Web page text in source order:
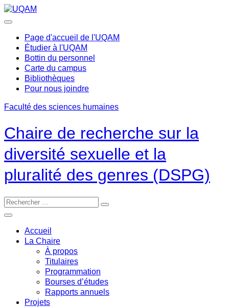
Passer
au
Page d'accueil de l'UQAM
Étudier à l'UQAM
Bottin du personnel
Carte du campus
Bibliothèques
Pour nous joindre
Faculté des sciences humaines
Chaire de recherche sur la
diversité sexuelle et la
pluralité des genres (DSPG)
Accueil
La Chaire
À propos
Titulaires
Programmation
Bourses d’études
Rapports annuels
Projets